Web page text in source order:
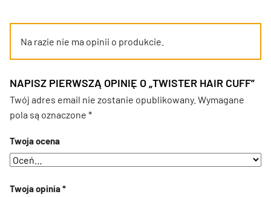
Na razie nie ma opinii o produkcie.
NAPISZ PIERWSZĄ OPINIĘ O „TWISTER HAIR CUFF”
Twój adres email nie zostanie opublikowany. Wymagane
pola są oznaczone *
Twoja ocena
Twoja opinia*